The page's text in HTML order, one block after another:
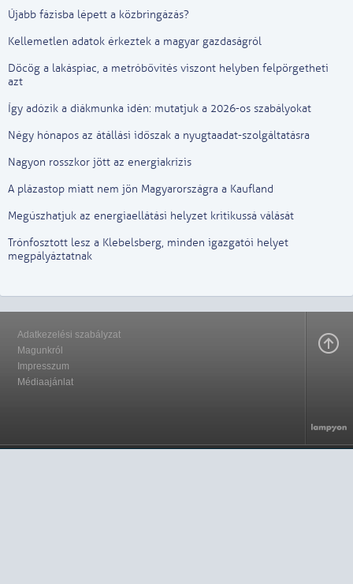
Újabb fázisba lépett a közbringázás?
Kellemetlen adatok érkeztek a magyar gazdaságról
Döcög a lakáspiac, a metróbővítés viszont helyben felpörgetheti
azt
Így adózik a diákmunka idén: mutatjuk a 2026-os szabályokat
Négy hónapos az átállási időszak a nyugtaadat-szolgáltatásra
Nagyon rosszkor jött az energiakrízis
A plázastop miatt nem jön Magyarországra a Kaufland
Megúszhatjuk az energiaellátási helyzet kritikussá válását
Trónfosztott lesz a Klebelsberg, minden igazgatói helyet
megpályáztatnak
Adatkezelési szabályzat
Magunkról
Impresszum
Médiaajánlat